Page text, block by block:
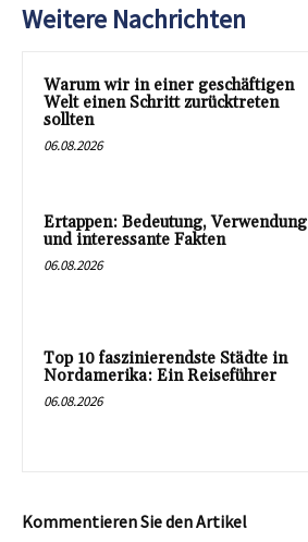
Weitere Nachrichten
Warum wir in einer geschäftigen
Welt einen Schritt zurücktreten
sollten
06.08.2026
Ertappen: Bedeutung, Verwendung
und interessante Fakten
06.08.2026
Top 10 faszinierendste Städte in
Nordamerika: Ein Reiseführer
06.08.2026
Kommentieren Sie den Artikel